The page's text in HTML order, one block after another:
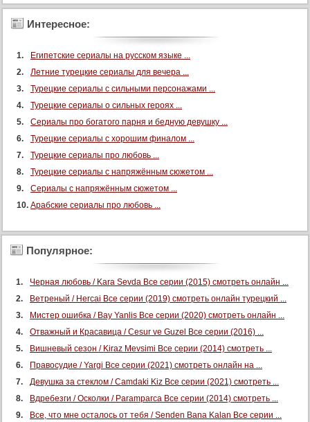
Интересное:
Египетские сериалы на русском языке ...
Летние турецкие сериалы для вечера ...
Турецкие сериалы с сильными персонажами ...
Турецкие сериалы о сильных героях ...
Сериалы про богатого парня и бедную девушку ...
Турецкие сериалы с хорошим финалом ...
Турецкие сериалы про любовь ...
Турецкие сериалы с напряжённым сюжетом ...
Сериалы с напряжённым сюжетом ...
Арабские сериалы про любовь ...
Популярное:
Черная любовь / Kara Sevda Все серии (2015) смотреть онлайн ...
Ветреный / Hercai Все серии (2019) смотреть онлайн турецкий ...
Мистер ошибка / Bay Yanlis Все серии (2020) смотреть онлайн ...
Отважный и Красавица / Cesur ve Guzel Все серии (2016) ...
Вишневый сезон / Kiraz Mevsimi Все серии (2014) смотреть ...
Правосудие / Yargi Все серии (2021) смотреть онлайн на ...
Девушка за стеклом / Camdaki Kiz Все серии (2021) смотреть ...
Вдребезги / Осколки / Paramparca Все серии (2014) смотреть ...
Все, что мне осталось от тебя / Senden Bana Kalan Все серии ...